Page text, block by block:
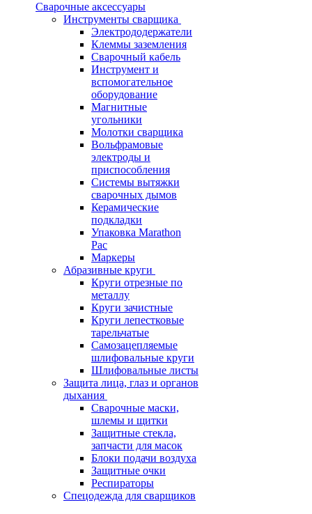
Сварочные аксессуары
Инструменты сварщика
Электрододержатели
Клеммы заземления
Сварочный кабель
Инструмент и
вспомогательное
оборудование
Магнитные
угольники
Молотки сварщика
Вольфрамовые
электроды и
приспособления
Системы вытяжки
сварочных дымов
Керамические
подкладки
Упаковка Marathon
Pac
Маркеры
Абразивные круги
Круги отрезные по
металлу
Круги зачистные
Круги лепестковые
тарельчатые
Самозацепляемые
шлифовальные круги
Шлифовальные листы
Защита лица, глаз и органов
дыхания
Сварочные маски,
шлемы и щитки
Защитные стекла,
запчасти для масок
Блоки подачи воздуха
Защитные очки
Респираторы
Спецодежда для сварщиков